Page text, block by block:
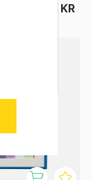
86 KR